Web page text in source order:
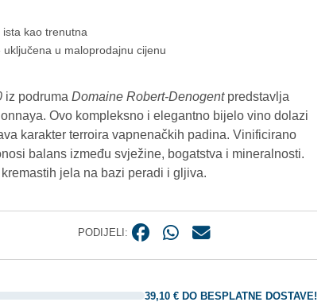
kao trenutna
u maloprodajnu cijenu
iz podruma Domaine Robert-Denogentpredstavlja
Ovo kompleksno i elegantno bijelo vino dolazi
karakter terroira vapnenačkih padina. Vinificirano
balans između svježine, bogatstva i mineralnosti.
jela na bazi peradi i gljiva.
PODIJELI:
39,10 €DO BESPLATNE DOSTAVE!